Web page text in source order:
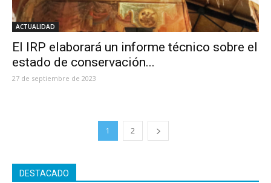
ACTUALIDAD
El IRP elaborará un informe técnico sobre el
estado de conservación...
27 de septiembre de 2023
1 2
DESTACADO